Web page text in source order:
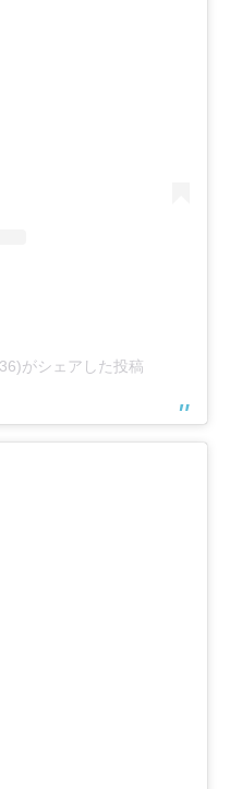
がシェアした投稿